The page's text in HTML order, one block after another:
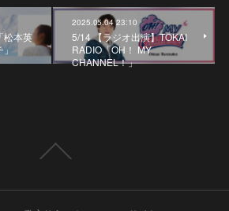
松本英
」
2025.05.04 23:10
5/14 【ラジオ出演】TOKAI
RADIO「OH！ MY
CHANNEL！」